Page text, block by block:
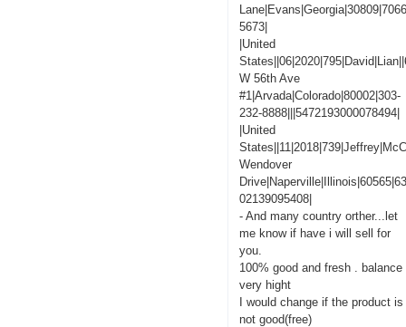
5673|
|United
W 56th Ave
#1|Arvada|Colorado|80002|303-
232-8888|||5472193000078494|
|United
Wendover
02139095408|
- And many country orther...let
me know if have i will sell for
you.
100% good and fresh . balance
very hight
I would change if the product is
not good(free)